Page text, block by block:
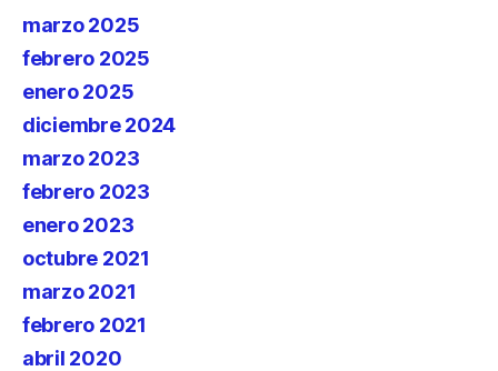
marzo 2025
febrero 2025
enero 2025
diciembre 2024
marzo 2023
febrero 2023
enero 2023
octubre 2021
marzo 2021
febrero 2021
abril 2020